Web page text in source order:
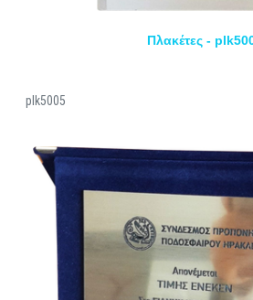
Πλακέτες -
plk5005